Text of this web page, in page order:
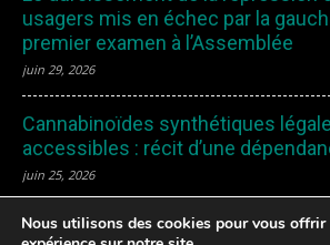
usagers mis en échec par la
premier examen à l’Assemblée
juin 29, 2026
Cannabinoïdes synthétiques
accessibles : récit d’une
juin 25, 2026
Nous utilisons des cookies pour vous